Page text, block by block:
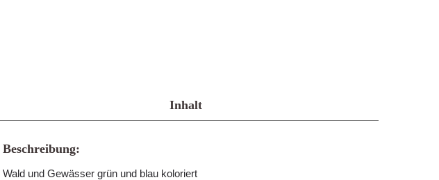
Inhalt
Beschreibung:
Wald und Gewässer grün und blau koloriert